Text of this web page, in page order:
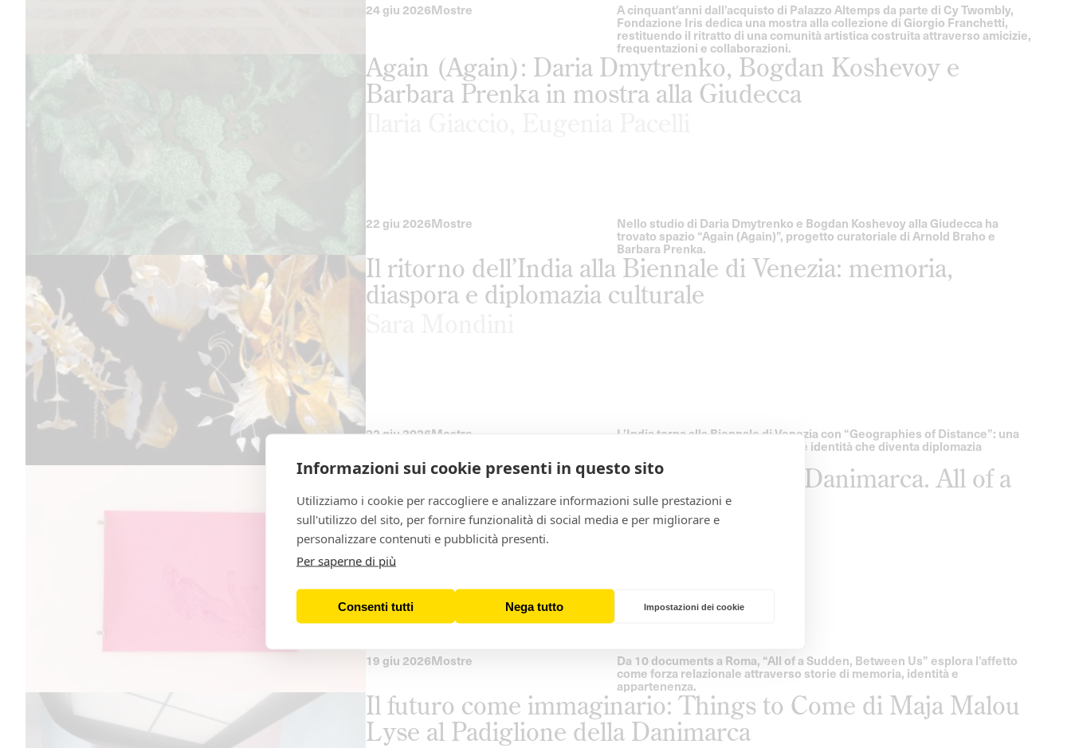
24 giu 2026Mostre A cinquant’anni dall’acquisto di Palazzo Altemps da parte di Cy Twombly,
Fondazione Iris dedica una mostra alla collezione di Giorgio Franchetti,
restituendo il ritratto di una comunità artistica costruita attraverso amicizie,
frequentazioni e collaborazioni.
Again (Again): Daria Dmytrenko, Bogdan Koshevoy e
Barbara Prenka in mostra alla Giudecca
22 giu 2026Mostre Nello studio di Daria Dmytrenko e Bogdan Koshevoy alla Giudecca ha
trovato spazio “Again (Again)”, progetto curatoriale di Arnold Braho e
Barbara Prenka.
Il ritorno dell’India alla Biennale di Venezia: memoria,
diaspora e diplomazia culturale
22 giu 2026Mostre L’India torna alla Biennale di Venezia con “Geographies of Distance”: una
riflessione su memoria, diaspora e identità che diventa diplomazia
culturale.
L’affetto come forza motrice tra Roma e Danimarca. All of a
Sudden, Between Us da 10 documents
Marianna Reggiani
19 giu 2026Mostre Da 10 documents a Roma, “All of a Sudden, Between Us” esplora l’affetto
come forza relazionale attraverso storie di memoria, identità e
appartenenza.
⁠Il futuro come immaginario: Things to Come di Maja Malou
Lyse al Padiglione della Danimarca
Informazioni sui cookie presenti in questo sito
Utilizziamo i cookie per raccogliere e analizzare informazioni sulle prestazioni e
sull'utilizzo del sito, per fornire funzionalità di social media e per migliorare e
personalizzare contenuti e pubblicità presenti.
Per saperne di più
Consenti tutti Nega tutto Impostazioni dei cookie